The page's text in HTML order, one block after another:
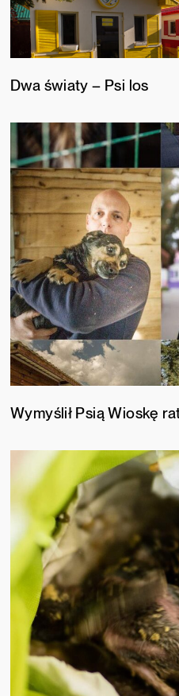
Dwa światy – Psi los
Wymyślił Psią Wioskę